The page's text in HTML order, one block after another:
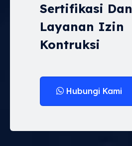
Sertifikasi Dan
Layanan Izin
Kontruksi
Hubungi Kami